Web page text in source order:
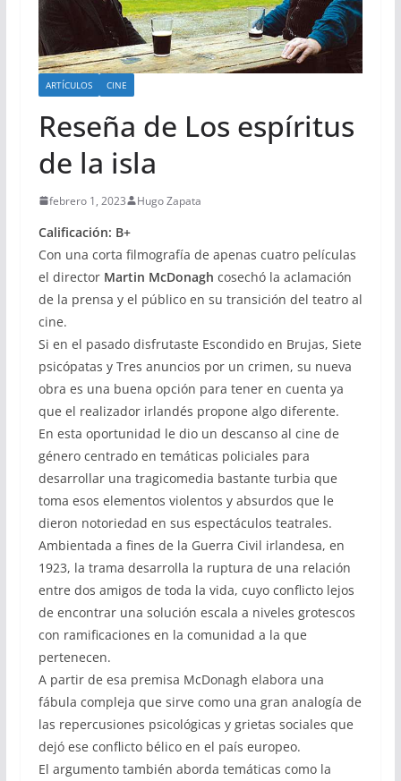
ARTÍCULOS CINE
Reseña de Los espíritus
de la isla
febrero 1, 2023 Hugo Zapata
Calificación: B+
Con una corta filmografía de apenas cuatro películas
el director Martin McDonagh cosechó la aclamación
de la prensa y el público en su transición del teatro al
cine.
Si en el pasado disfrutaste Escondido en Brujas, Siete
psicópatas y Tres anuncios por un crimen, su nueva
obra es una buena opción para tener en cuenta ya
que el realizador irlandés propone algo diferente.
En esta oportunidad le dio un descanso al cine de
género centrado en temáticas policiales para
desarrollar una tragicomedia bastante turbia que
toma esos elementos violentos y absurdos que le
dieron notoriedad en sus espectáculos teatrales.
Ambientada a fines de la Guerra Civil irlandesa, en
1923, la trama desarrolla la ruptura de una relación
entre dos amigos de toda la vida, cuyo conflicto lejos
de encontrar una solución escala a niveles grotescos
con ramificaciones en la comunidad a la que
pertenecen.
A partir de esa premisa McDonagh elabora una
fábula compleja que sirve como una gran analogía de
las repercusiones psicológicas y grietas sociales que
dejó ese conflicto bélico en el país europeo.
El argumento también aborda temáticas como la